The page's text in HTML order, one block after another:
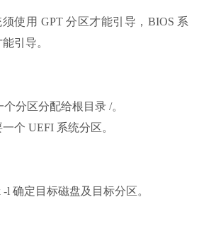
使用 GPT 分区才能引导，BIOS 系
引导。
分区分配给根目录 /。
个 UEFI 系统分区。
l 确定目标磁盘及目标分区。